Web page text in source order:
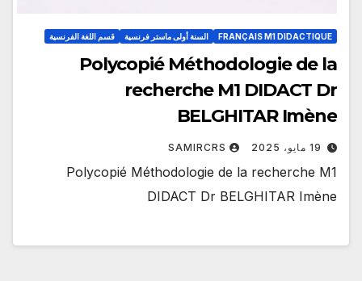
FRANÇAIS M1 DIDACTIQUE السنة أولى ماستر فرنسية قسم اللغة الفرنسية
Polycopié Méthodologie de la
recherche M1 DIDACT Dr
BELGHITAR Imène
19 مايو، 2025 SAMIRCRS
Polycopié Méthodologie de la recherche M1
DIDACT Dr BELGHITAR Imène